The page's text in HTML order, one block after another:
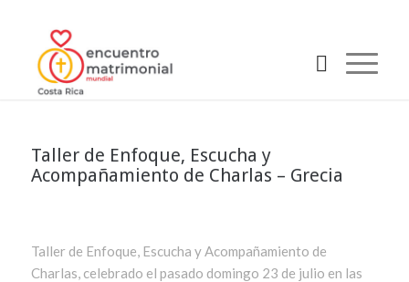
Taller de Enfoque, Escucha y
Acompañamiento de Charlas – Grecia
Taller de Enfoque, Escucha y Acompañamiento de
Charlas, celebrado el pasado domingo 23 de julio en las